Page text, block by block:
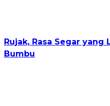
Rujak, Rasa Segar
Bumbu